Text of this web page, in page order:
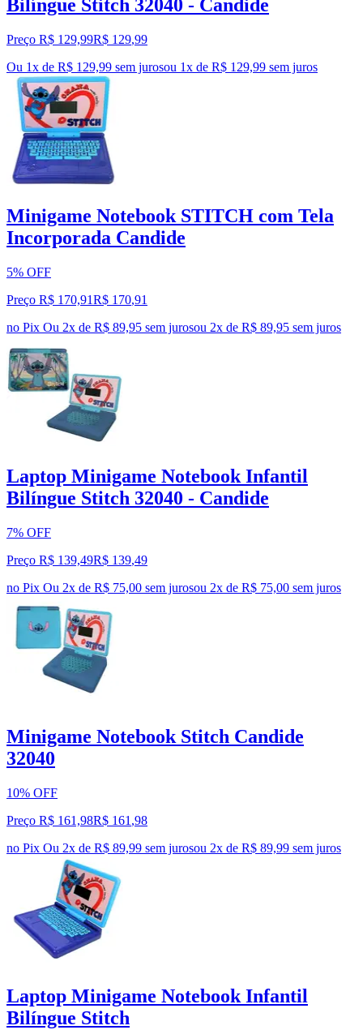
Bilíngue Stitch 32040 - Candide
Preço R$ 129,99R$ 129,99
Ou 1x de R$ 129,99 sem jurosou 1x de R$ 129,99 sem juros
Minigame Notebook STITCH com Tela
Incorporada Candide
5% OFF
Preço R$ 170,91R$ 170,91
no Pix Ou 2x de R$ 89,95 sem jurosou 2x de R$ 89,95 sem juros
Laptop Minigame Notebook Infantil
Bilíngue Stitch 32040 - Candide
7% OFF
Preço R$ 139,49R$ 139,49
no Pix Ou 2x de R$ 75,00 sem jurosou 2x de R$ 75,00 sem juros
Minigame Notebook Stitch Candide
32040
10% OFF
Preço R$ 161,98R$ 161 ,98
no Pix Ou 2x de R$ 89,99 sem jurosou 2x de R$ 89,99 sem juros
Laptop Minigame Notebook Infantil
Bilíngue Stitch